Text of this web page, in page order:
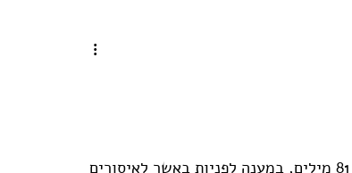
בשבועות האחרונים משתמשת המשטרה באותה תגובה, שכוללת 81 מילים, במענה לפניות באשר לאיסורים